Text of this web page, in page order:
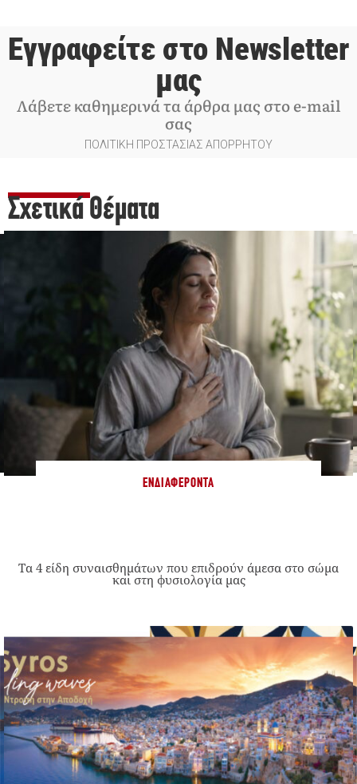
Εγγραφείτε στο Newsletter
μας
Λάβετε καθημερινά τα άρθρα μας στο e-mail
σας
ΠΟΛΙΤΙΚΗ ΠΡΟΣΤΑΣΙΑΣ ΑΠΟΡΡΗΤΟΥ
Σχετικά Θέματα
ΕΝΔΙΑΦΈΡΟΝΤΑ
Τα 4 είδη συναισθημάτων που επιδρούν άμεσα στο σώμα
και στη φυσιολογία μας